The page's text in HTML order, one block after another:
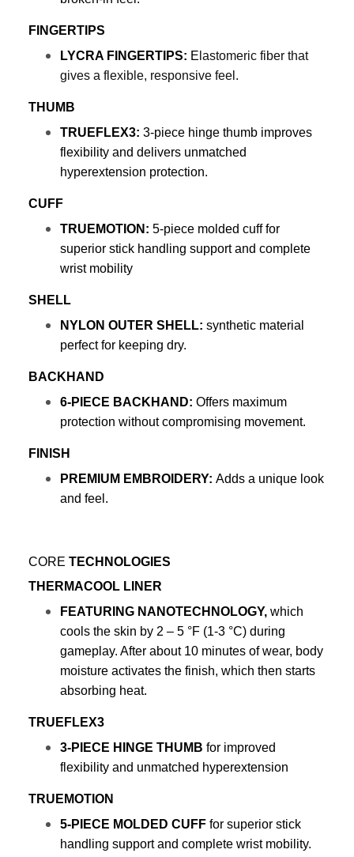
FINGERTIPS
LYCRA FINGERTIPS: E lastomeric fiber that
gives a flexible, responsive feel.
THUMB
TRUEFLEX3: 3-piece hinge thumb improves
flexibility and delivers unmatched
hyperextension protection.
CUFF
TRUEMOTION: 5-piece molded cuff for
superior stick handling support and complete
wrist mobility
SHELL
NYLON OUTER SHELL: synthetic material
perfect for keeping dry.
BACKHAND
6-PIECE BACKHAND: Offers maximum
protection without compromising movement.
FINISH
PREMIUM EMBROIDERY: Adds a unique look
and feel.
CORE TECHNOLOGIES
THERMACOOL LINER
FEATURING NANOTECHNOLOGY, which
cools the skin by 2 – 5 °F (1-3 °C) during
gameplay. After about 10 minutes of wear, body
moisture activates the finish, which then starts
absorbing heat.
TRUEFLEX3
3-PIECE HINGE THUMB for improved
flexibility and unmatched hyperextension
TRUEMOTION
5-PIECE MOLDED CUFF for superior stick
handling support and complete wrist mobility.